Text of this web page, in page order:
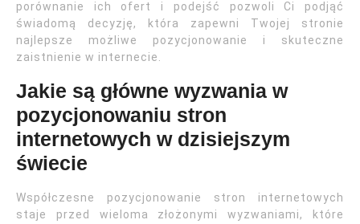
porównanie ich ofert i podejść pozwoli Ci podjąć
świadomą decyzję, która zapewni Twojej stronie
najlepsze możliwe pozycjonowanie i skuteczne
zaistnienie w internecie.
Jakie są główne wyzwania w
pozycjonowaniu stron
internetowych w dzisiejszym
świecie
Współczesne pozycjonowanie stron internetowych
staje przed wieloma złożonymi wyzwaniami, które